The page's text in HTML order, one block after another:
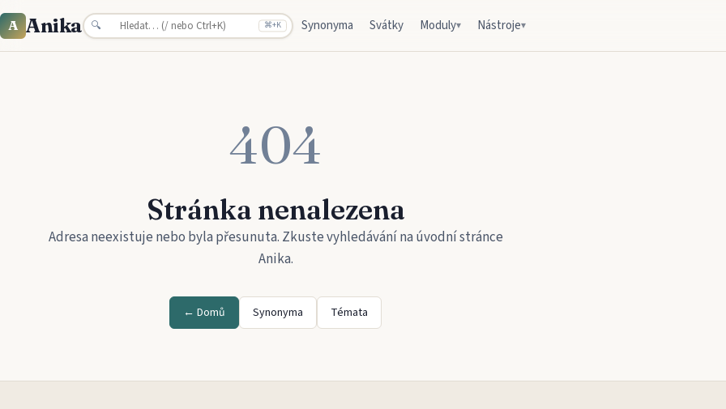
A Anika 🔍 ⌘+K Synonyma Svátky Moduly▾ Nástroje▾
404
Stránka nenalezena
Adresa neexistuje nebo byla přesunuta. Zkuste vyhledávání na úvodní stránce
Anika.
← Domů Synonyma Témata